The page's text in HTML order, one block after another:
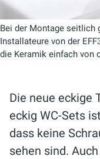
Bei der Montage seitlich
Installateure von der
die Keramik einfach von
Die neue eckige
eckig WC-Sets
dass keine
sehen sind.